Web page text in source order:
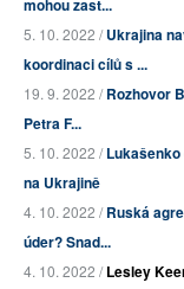
mohou zast...
5. 10. 2022 /Ukrajina
koordinaci cílů s ...
19. 9. 2022 /Rozhovor
Petra F...
5. 10. 2022 /
na Ukrajině
4. 10. 2022 /Ruská
úder? Snad...
4. 10. 2022 /Lesley